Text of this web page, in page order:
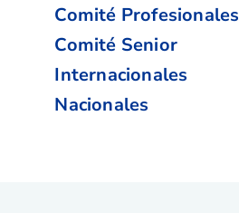
Comité Profesionales
Comité Senior
Internacionales
Nacionales